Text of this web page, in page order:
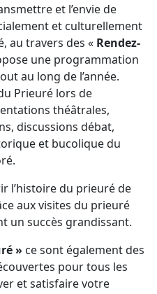
et l’envie de
et culturellement
au travers des « Rendez-
une programmation
au long de l’année.
Prieuré lors de
théâtrales,
discussions débat,
et bucolique du
l’histoire du prieuré de
aux visites du prieuré
un succès grandissant.
» ce sont également des
pour tous les
et satisfaire votre